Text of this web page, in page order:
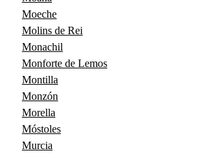
Moeche
Molins de Rei
Monachil
Monforte de Lemos
Montilla
Monzón
Morella
Móstoles
Murcia